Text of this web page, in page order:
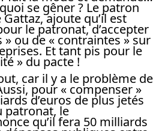
se gêner ? Le patron
ajoute qu’il est
le patronat, d’accepter
ou de « contraintes » sur
Et tant pis pour le
» du pacte !
car il y a le problème de
pour « compenser »
d’euros de plus jetés
patronat, le
qu’il fera 50 milliards